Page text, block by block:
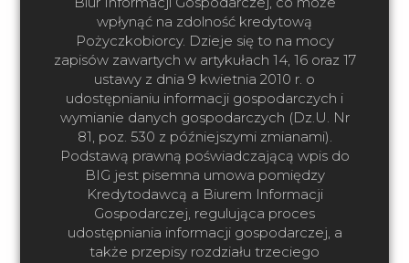
wpłynąć na zdolność kredytową
Pożyczkobiorcy. Dzieje się to na mocy
zapisów zawartych w artykułach 14, 16 oraz 17
ustawy z dnia 9 kwietnia 2010 r. o
udostępnianiu informacji gospodarczych i
wymianie danych gospodarczych (Dz.U. Nr
81, poz. 530 z późniejszymi zmianami).
Podstawą prawną poświadczającą wpis do
BIG jest pisemna umowa pomiędzy
Kredytodawcą a Biurem Informacji
Gospodarczej, regulująca proces
udostępniania informacji gospodarczej, a
także przepisy rozdziału trzeciego